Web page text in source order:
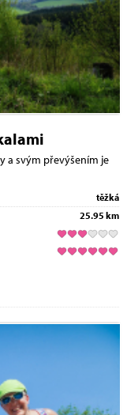
a svým převýšením je
těžká
25.95 km